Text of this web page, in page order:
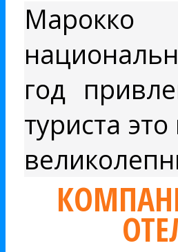
Марокко
год
туриста